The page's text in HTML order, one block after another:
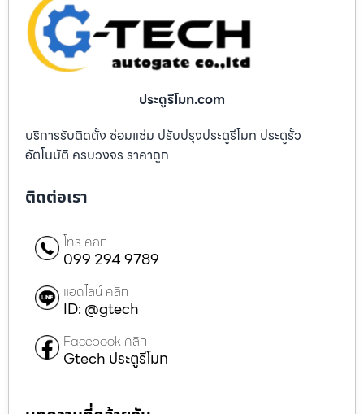
ประตูรีโมท.com
บริการรับติดตั้ง ซ่อมแซ่ม ปรับปรุงประตูรีโมท ประตูรั้ว
อัตโนมัติ ครบวงจร ราคาถูก
ติดต่อเรา
โทร คลิก
099 294 9789
แอดไลน์ คลิก
ID: @gtech
Facebook คลิก
Gtech ประตูรีโมท